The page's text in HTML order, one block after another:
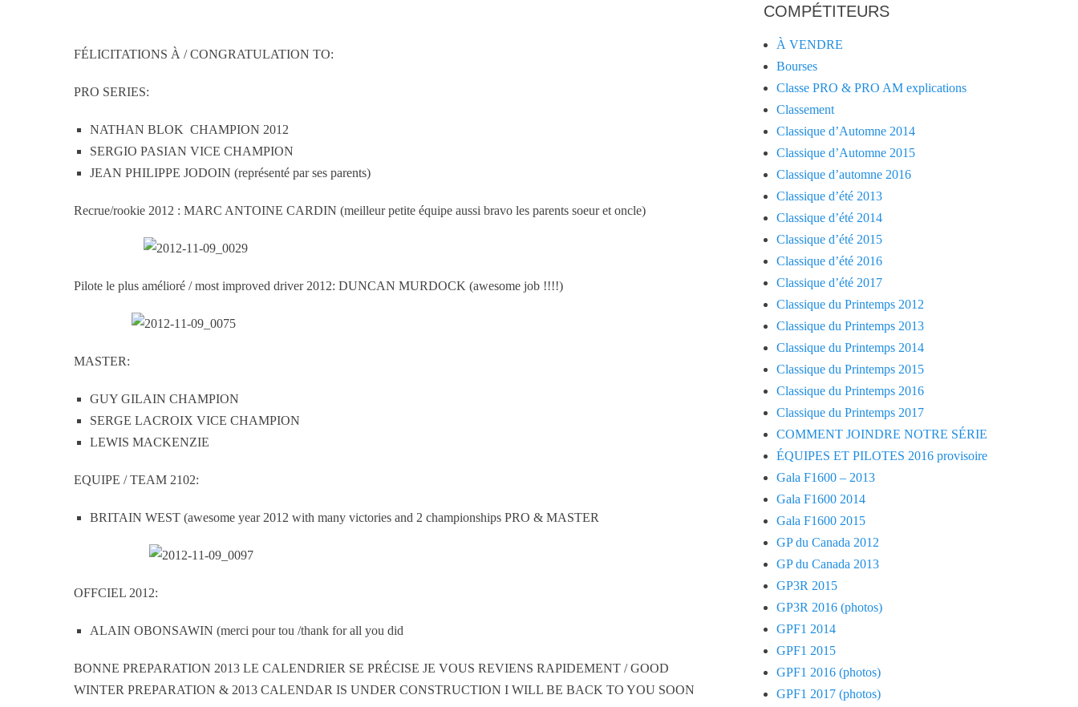
FÉLICITATIONS À / CONGRATULATION TO:
PRO SERIES:
NATHAN BLOK CHAMPION 2012
SERGIO PASIAN VICE CHAMPION
JEAN PHILIPPE JODOIN (représenté par ses parents)
Recrue/rookie 2012 : MARC ANTOINE CARDIN (meilleur petite équipe aussi bravo les parents soeur et oncle)
Pilote le plus amélioré / most improved driver 2012: DUNCAN MURDOCK (awesome job !!!!)
MASTER:
GUY GILAIN CHAMPION
SERGE LACROIX VICE CHAMPION
LEWIS MACKENZIE
EQUIPE / TEAM 2102:
BRITAIN WEST (awesome year 2012 with many victories and 2 championships PRO & MASTER
OFFCIEL 2012:
ALAIN OBONSAWIN (merci pour tou /thank for all you did
BONNE PREPARATION 2013 LE CALENDRIER SE PRÉCISE JE VOUS REVIENS RAPIDEMENT / GOOD
WINTER PREPARATION & 2013 CALENDAR IS UNDER CONSTRUCTION I WILL BE BACK TO YOU SOON
COMPÉTITEURS
À VENDRE
Bourses
Classe PRO & PRO AM explications
Classement
Classique d’Automne 2014
Classique d’Automne 2015
Classique d’automne 2016
Classique d’été 2013
Classique d’été 2014
Classique d’été 2015
Classique d’été 2016
Classique d’été 2017
Classique du Printemps 2012
Classique du Printemps 2013
Classique du Printemps 2014
Classique du Printemps 2015
Classique du Printemps 2016
Classique du Printemps 2017
COMMENT JOINDRE NOTRE SÉRIE
ÉQUIPES ET PILOTES 2016 provisoire
Gala F1600 – 2013
Gala F1600 2014
Gala F1600 2015
GP du Canada 2012
GP du Canada 2013
GP3R 2015
GP3R 2016 (photos)
GPF1 2014
GPF1 2015
GPF1 2016 (photos)
GPF1 2017 (photos)